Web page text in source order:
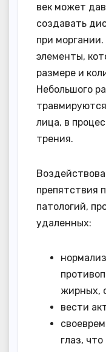
век может
создавать
при
элементы,
размере и
Небольшого
лица, в
трения.
препятствия
патологий,
удаленных:
жирных,
вести
глаз,